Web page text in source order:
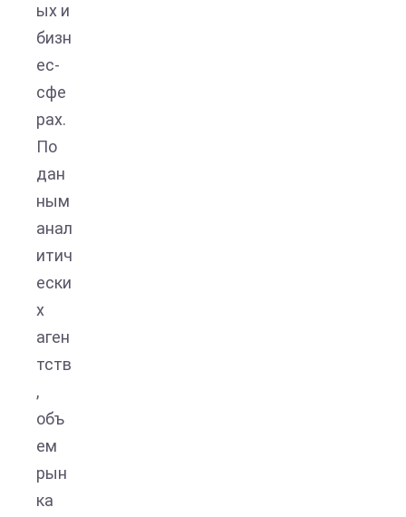
ых и
бизн
ес-
сфе
рах.
По
дан
ным
анал
итич
ески
х
аген
тств
,
объ
ем
рын
ка